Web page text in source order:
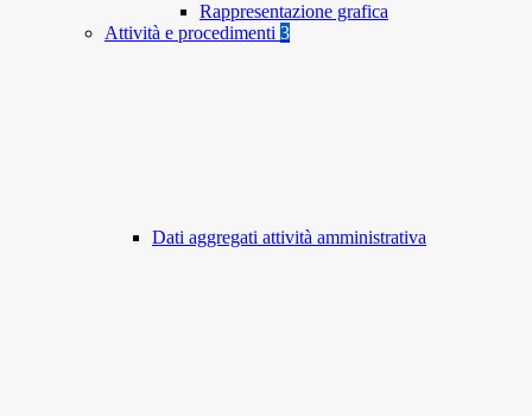
Rappresentazione grafica
Attività e procedimenti 3
Dati aggregati attività amministrativa